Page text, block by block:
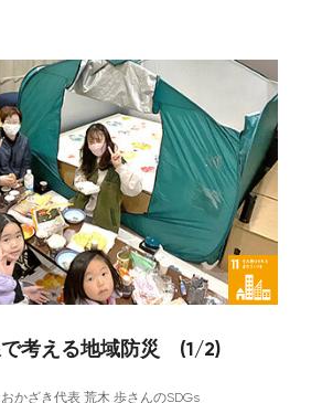
で考える地域防災 (1/2)
かざき代表 荒木 歩さんのSDGs